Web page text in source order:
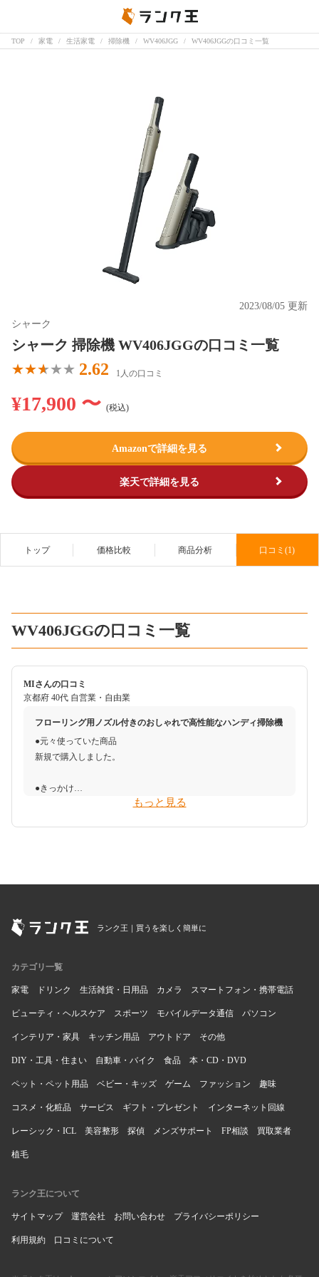
TOP 家電 生活家電 掃除機 WV406JGG WV406JGGの口コミ一覧
2023/08/05 更新
シャーク
シャーク 掃除機 WV406JGGの口コミ一覧
2.62 1人の口コミ
¥17,900 〜 (税込)
Amazonで詳細を見る
楽天で詳細を見る
トップ 価格比較 商品分析 口コミ(1)
WV406JGGの口コミ一覧
MIさんの口コミ
京都府 40代 自営業・自由業
フローリング用ノズル付きのおしゃれで高性能なハンディ掃除機
●元々使っていた商品
新規で購入しました。
●きっかけ
2021年10月に入籍し、2022年6月に新築に引っ越しました。今ま
●予算感
した。予算は２万円以内で、ヨドバシカメラで溜まった1900ポイ
円分で購入しました。
●迷った商品
シャークニンジャWV405JDCと迷いましたが、フローリング用延
●決め手
ない上に高いので却下し、値段も手ごろで「フローリング用延長
ノズル」も付いている現商品に決定しました。
●懸念点
丁寧な梱包で問題ありませんでした。置こうと思った場所にも置
けました。
●使ってみた感想（良かったこと）
あっという間に吸い込むので、掃除がはかどりそうです。色もブ
もっと見る
ランク王｜買うを楽しく簡単に
カテゴリ一覧
家電 ドリンク 生活雑貨・日用品 カメラ スマートフォン・携帯電話
ビューティ・ヘルスケア スポーツ モバイルデータ通信 パソコン
インテリア・家具 キッチン用品 アウトドア その他
DIY・工具・住まい 自動車・バイク 食品 本・CD・DVD
ペット・ペット用品 ベビー・キッズ ゲーム ファッション 趣味
コスメ・化粧品 サービス ギフト・プレゼント インターネット回線
レーシック・ICL 美容整形 探偵 メンズサポート FP相談 買取業者
植毛
ランク王について
サイトマップ 運営会社 お問い合わせ プライバシーポリシー
利用規約 口コミについて